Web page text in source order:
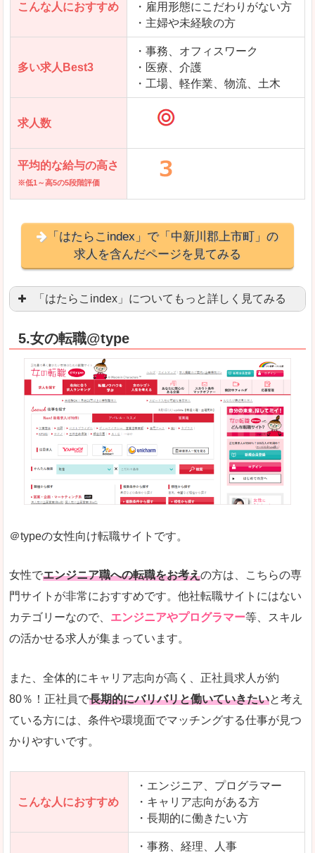
こんな人におすすめ
・雇用形態にこだわりがない方
・主婦や未経験の方
多い求人Best3
・事務、オフィスワーク
・医療、介護
・工場、軽作業、物流、土木
求人数
平均的な給与の高さ
※低1～高5の5段階評価
「はたらこindex」で「中新川郡上市町」の
求人を含んだページを見てみる
「はたらこindex」についてもっと詳しく見てみる
良いところ
求人が毎時更新されます！（他社求人サイトは週
希望職種の平均時給が瞬時にわかります。アルバ
求人数が多すぎて、逆に絞り込みに悩んだり、迷
雇用形態にもよりますが、給与額に幅があります。
詳しい説明
希望する職種の平均時給がすぐにわかるので、給
また、他社転職サイトにはない日払いや週払いと
新着案件が続々とアップされるので、転職を急い
人気度
また、上戸彩さんのCMでおなじみなこともあり
使いやすさ
全体的にオレンジ色のトーンで、見ていても疲れ
「はたらこindex」で「中新川郡上市町」の
求人を含んだページを見てみる
5.女の転職@type
＠typeの女性向け転職サイトです。
女性でエンジニア職への転職をお考えの方は、こちらの専
門サイトが非常におすすめです。他社転職サイトにはない
カテゴリーなので、 エンジニアやプログラマー等、スキル
の活かせる求人が集まっています。
また、全体的にキャリア志向が高く、正社員求人が約
80％！正社員で長期的にバリバリと働いていきたいと考え
ている方には、条件や環境面でマッチングする仕事が見つ
かりやすいです。
こんな人におすすめ
・エンジニア、プログラマー
・キャリア志向がある方
・長期的に働きたい方
・事務、経理、人事